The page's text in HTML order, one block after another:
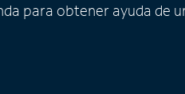
para obtener ayuda de